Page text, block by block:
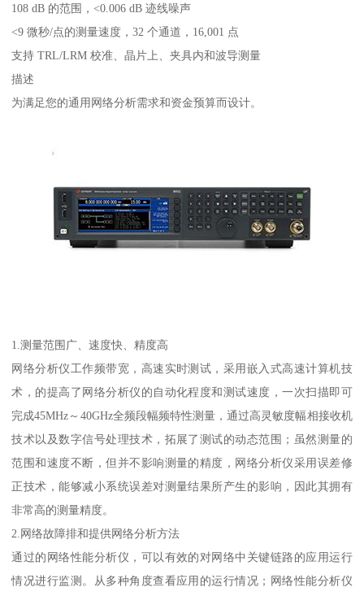
108 dB 的范围，<0.006 dB 迹线噪声
<9 微秒/点的测量速度，32 个通道，16,001 点
支持 TRL/LRM 校准、晶片上、夹具内和波导测量
描述
为满足您的通用网络分析需求和资金预算而设计。
1.测量范围广、速度快、精度高
网络分析仪工作频带宽，高速实时测试，采用嵌入式高速计算机技
术，的提高了网络分析仪的自动化程度和测试速度，一次扫描即可
完成45MHz～40GHz全频段幅频特性测量，通过高灵敏度幅相接收机
技术以及数字信号处理技术，拓展了测试的动态范围；虽然测量的
范围和速度不断，但并不影响测量的精度，网络分析仪采用误差修
正技术，能够减小系统误差对测量结果所产生的影响，因此其拥有
非常高的测量精度。
2.网络故障排和提供网络分析方法
通过的网络性能分析仪，可以有效的对网络中关键链路的应用运行
情况进行监测。从多种角度查看应用的运行情况；网络性能分析仪